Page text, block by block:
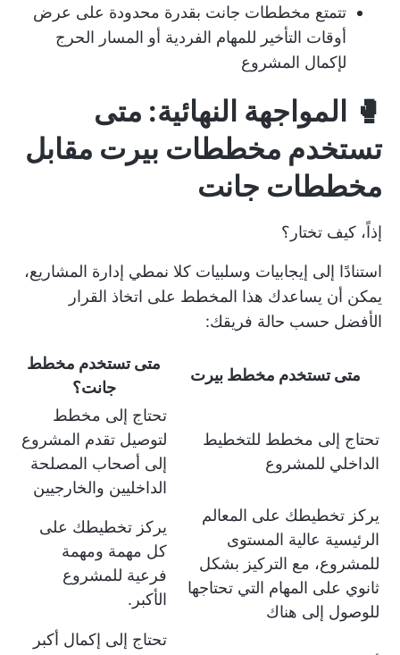
تتمتع مخططات جانت بقدرة محدودة على عرض
أوقات التأخير للمهام الفردية أو المسار الحرج
لإكمال المشروع
🥊 المواجهة النهائية: متى
تستخدم مخططات بيرت مقابل
مخططات جانت
إذاً، كيف تختار؟
استنادًا إلى إيجابيات وسلبيات كلا نمطي إدارة المشاريع،
يمكن أن يساعدك هذا المخطط على اتخاذ القرار
الأفضل حسب حالة فريقك:
متى تستخدم مخطط بيرت
متى تستخدم مخطط
جانت؟
تحتاج إلى مخطط للتخطيط
الداخلي للمشروع
تحتاج إلى مخطط
لتوصيل تقدم المشروع
إلى أصحاب المصلحة
الداخليين والخارجيين
يركز تخطيطك على المعالم
الرئيسية عالية المستوى
للمشروع، مع التركيز بشكل
ثانوي على المهام التي تحتاجها
للوصول إلى هناك
يركز تخطيطك على
كل مهمة ومهمة
فرعية للمشروع
الأكبر.
تحتاج إلى إكمال أكبر